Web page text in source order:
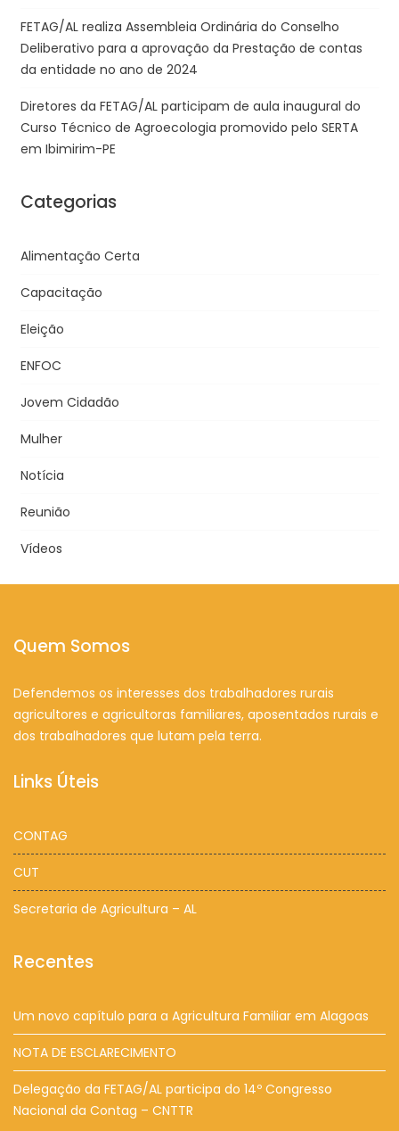
FETAG/AL realiza Assembleia Ordinária do Conselho
Deliberativo para a aprovação da Prestação de contas
da entidade no ano de 2024
Diretores da FETAG/AL participam de aula inaugural do
Curso Técnico de Agroecologia promovido pelo SERTA
em Ibimirim-PE
Categorias
Alimentação Certa
Capacitação
Eleição
ENFOC
Jovem Cidadão
Mulher
Notícia
Reunião
Vídeos
Quem Somos
Defendemos os interesses dos trabalhadores rurais
agricultores e agricultoras familiares, aposentados rurais e
dos trabalhadores que lutam pela terra.
Links Úteis
CONTAG
CUT
Secretaria de Agricultura – AL
Recentes
Um novo capítulo para a Agricultura Familiar em Alagoas
NOTA DE ESCLARECIMENTO
Delegação da FETAG/AL participa do 14º Congresso
Nacional da Contag – CNTTR